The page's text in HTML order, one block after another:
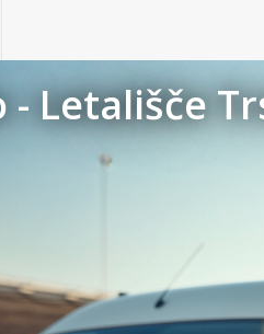
Letališče